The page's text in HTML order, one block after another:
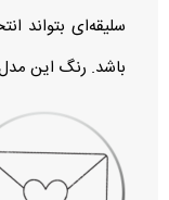
سلیقه‌ای بتواند
باشد. رنگ این